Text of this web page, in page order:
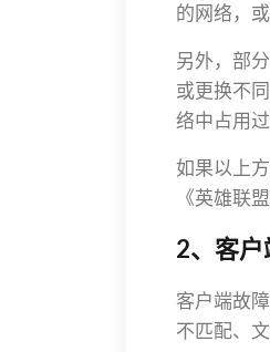
的网络，
另外，部
或更换不
络中占用
如果以上
《英雄联
2、客
客户端故
不匹配、